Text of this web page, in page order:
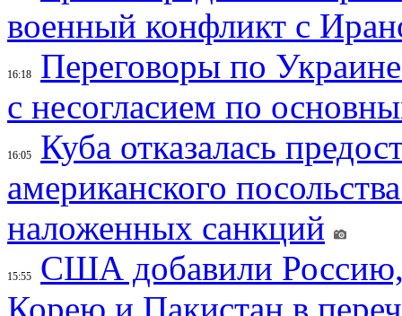
военный конфликт с
16:18
Переговоры по
с несогласием по
16:05
Куба отказалась
американского
наложенных санкций
15:55
США добавили
Корею и Пакистан в